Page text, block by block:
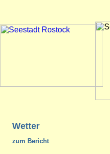
Wetter
zum Bericht